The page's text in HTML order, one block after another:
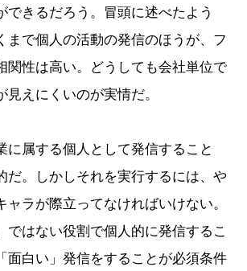
できるだろう。冒頭に述べたよう
まで個人の活動の発信のほうが、フ
関性は高い。どうしても会社単位で
見えにくいのが実情だ。
属する個人として発信すること
だ。しかしそれを実行するには、や
ャラが際立ってなければいけない。
ではない役割で個人的に発信するこ
面白い」発信をすることが必須条件